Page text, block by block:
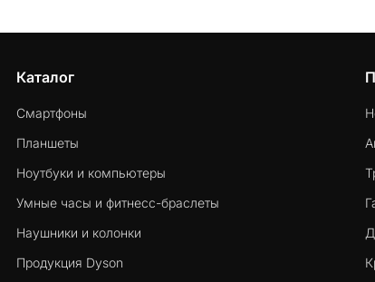
Каталог
Смартфоны
Планшеты
Ноутбуки и компьютеры
Умные часы и фитнесс-браслеты
Наушники и колонки
Продукция Dyson